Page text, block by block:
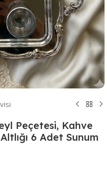
Peçetesi, Kahve
6 Adet Sunum